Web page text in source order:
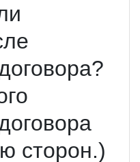
сторон.)